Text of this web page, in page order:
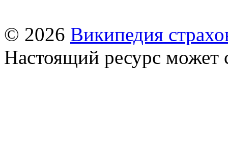
© 2026 Википедия
Настоящий ресурс может